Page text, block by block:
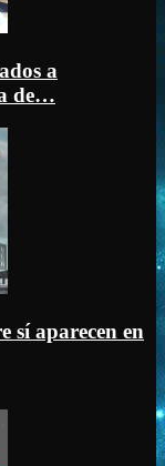
a
de…
sí aparecen en